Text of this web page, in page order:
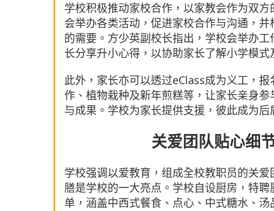
学校积极推动家校合作，以家教会作为双
会举办各类活动，促进家校合作与沟通，
的需要。方少英副校长指出，学校会举办
长分享升小心得，以协助家长了解小学模式
此外，家长亦可以透过eClass成为义工，
作、植物栽种及新年煎糕等，让家长亲身
与成果。学校为家长提供支援，彼此成为
关爱团队贴心细
学校强调以爱教育，组成全校教职员的关
膳是学校的一大亮点。学校自设厨房，特
单，涵盖中西式餐食、点心、中式糖水、